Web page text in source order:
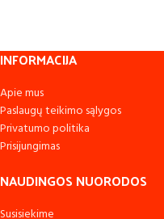
INFORMACIJA
Apie mus
Paslaugų teikimo sąlygos
Privatumo politika
Prisijungimas
NAUDINGOS NUORODOS
Susisiekime